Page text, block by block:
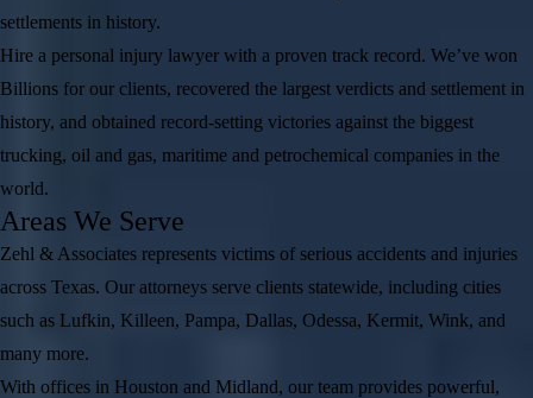
settlements in history.
Hire a personal injury lawyer with a proven track record. We’ve won
Billions for our clients, recovered the largest verdicts and settlement in
history, and obtained record-setting victories against the biggest
trucking, oil and gas, maritime and petrochemical companies in the
world.
Areas We Serve
Zehl & Associates represents victims of serious accidents and injuries
across Texas. Our attorneys serve clients statewide, including cities
such as Lufkin, Killeen, Pampa, Dallas, Odessa, Kermit, Wink, and
many more.
With offices in Houston and Midland, our team provides powerful,